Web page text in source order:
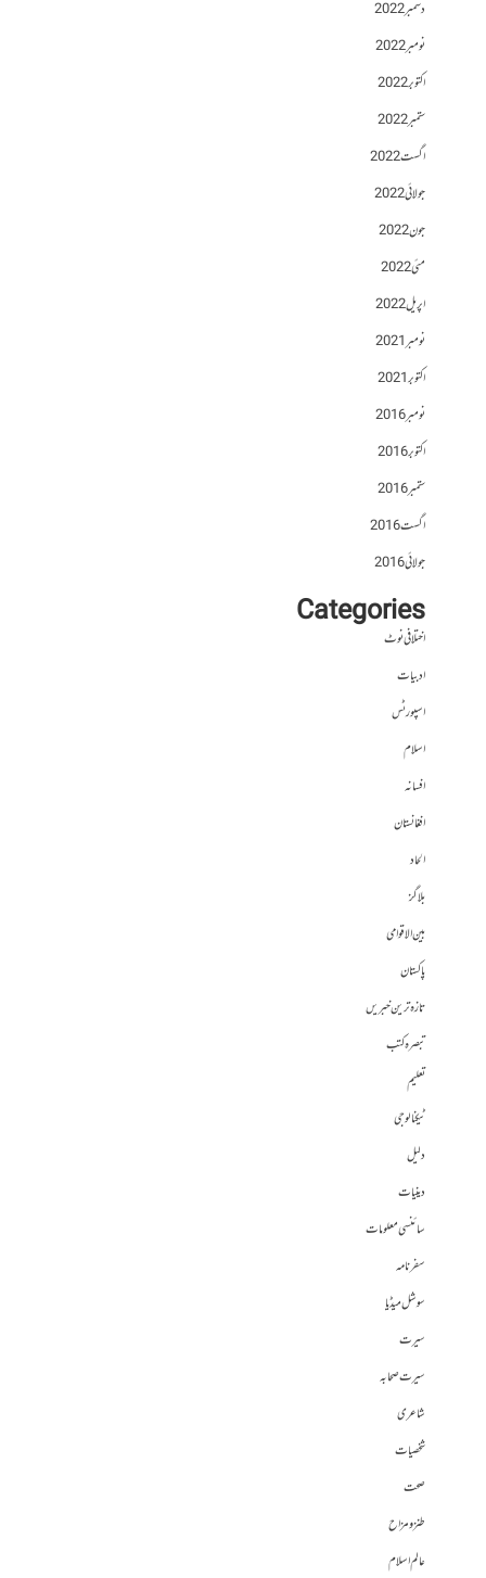
دسمبر 2022
نومبر 2022
اکتوبر 2022
ستمبر 2022
اگست 2022
جولائی 2022
جون 2022
مئی 2022
اپریل 2022
نومبر 2021
اکتوبر 2021
نومبر 2016
اکتوبر 2016
ستمبر 2016
اگست 2016
جولائی 2016
Categories
اختلافی نوٹ
ادبیات
اسپورٹس
اسلام
افسانہ
افغانستان
الحاد
بلاگز
بین الاقوامی
پاکستان
تازہ ترین خبریں
تبصرہ کتب
تعلیم
ٹیکنالوجی
دلیل
دینیات
سائنسی معلومات
سفرنامہ
سوشل میڈیا
سیرت
سیرت صحابہ
شاعری
شخصیات
صحت
طنز و مزاح
عالم اسلام